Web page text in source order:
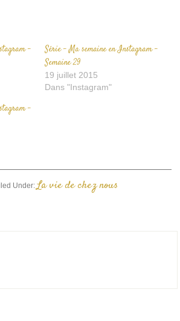
–
Série – Ma semaine en Instagram –
Semaine 29
19 juillet 2015
Dans "Instagram"
–
Under:La vie de chez nous